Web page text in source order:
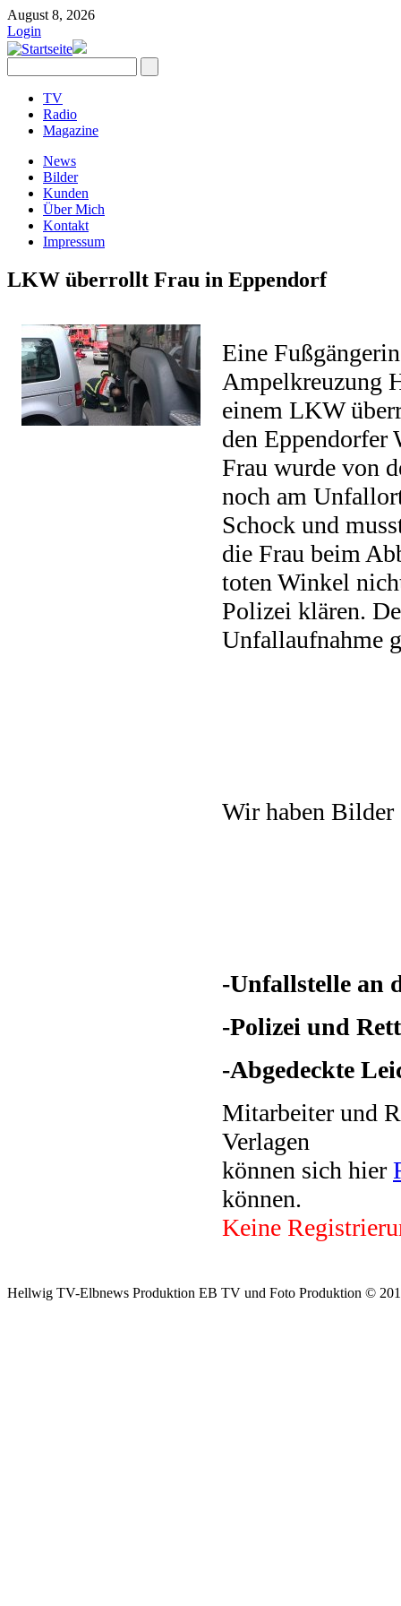
August 8, 2026
Login
TV
Radio
Magazine
News
Bilder
Kunden
Über Mich
Kontakt
Impressum
LKW überrollt Frau in Eppendorf
Eine
Ampelkreuzung
einem LKW
den Eppendorfer
Frau wurde von
noch am
Schock und
die Frau beim
toten Winkel
Polizei klären.
Unfallaufnahme
Wir haben Bilder
-Unfallstelle an
-Polizei und
-Abgedeckte
Mitarbeiter und
Verlagen
können sich hier
können.
Keine
Hellwig TV-Elbnews Produktion EB TV und Foto Produktion ©